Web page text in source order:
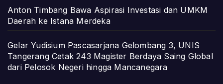
Anton Timbang Bawa Aspirasi Investasi dan UMKM
Daerah ke Istana Merdeka
Gelar Yudisium Pascasarjana Gelombang 3, UNIS
Tangerang Cetak 243 Magister Berdaya Saing Global
dari Pelosok Negeri hingga Mancanegara